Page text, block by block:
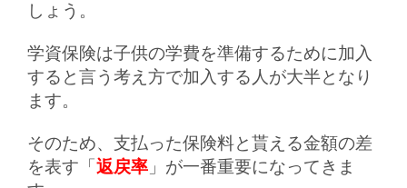
しょう。
学資保険は子供の学費を準備するために加入
すると言う考え方で加入する人が大半となり
ます。
そのため、支払った保険料と貰える金額の差
を表す「 返戻率 」が一番重要になってきま